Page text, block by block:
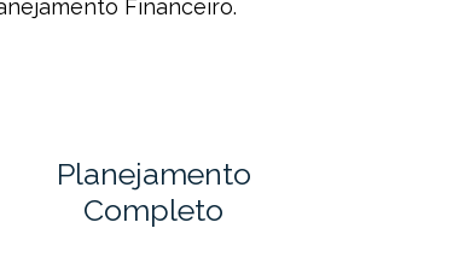
Financeiro.
Planejamento
Completo